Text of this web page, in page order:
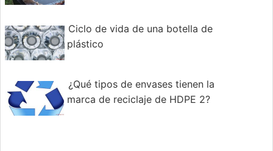
Ciclo de vida de una botella de
plástico
¿Qué tipos de envases tienen la
marca de reciclaje de HDPE 2?